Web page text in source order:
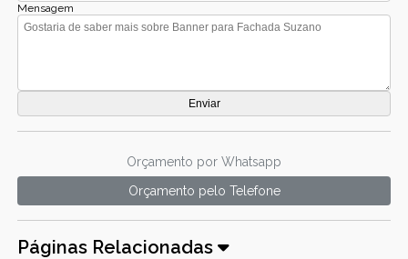
Mensagem
Orçamento por Whatsapp
Orçamento pelo Telefone
Páginas Relacionadas